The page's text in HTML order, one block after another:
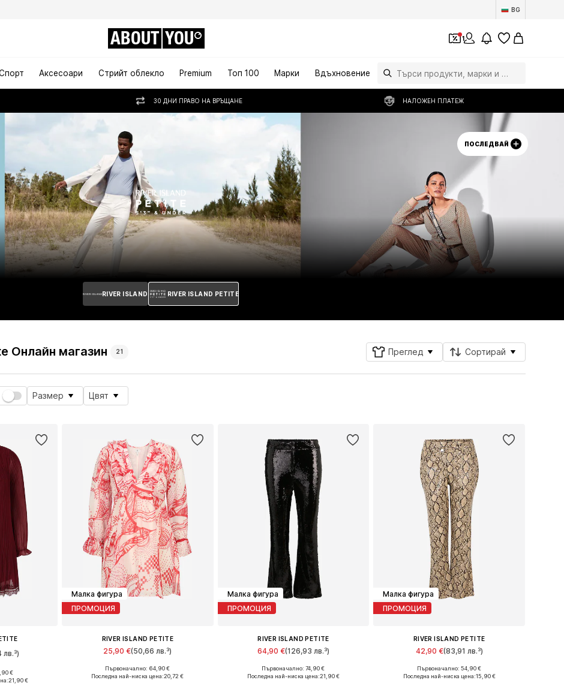
BG
ABOUT YOU 1
Аксесоари Стрийт облекло Premium Топ 100 Марки Вдъхновение
30 ДНИ ПРАВО НА ВРЪЩАНЕ НАЛОЖЕН ПЛАТЕЖ
ПОСЛЕДВАЙ
RIVER ISLAND RIVER ISLAND PETITE
Онлайн магазин 21 Преглед Сортирай
Размер Цвят
лв.³)
40, 42
€
21,90 €
Малка фигура
ПРОМОЦИЯ
RIVER ISLAND PETITE
25,90 €(50,66 лв.³)
Налични размери: 36, 38, 40
Първоначално: 64,90 €
Последна най-ниска цена:20,72 €
Малка фигура
ПРОМОЦИЯ
RIVER ISLAND PETITE
64,90 €(126,93 лв.³)
Предлага се в много размери
Първоначално: 74,90 €
Последна най-ниска цена:21,90 €
Малка фигура
ПРОМОЦИЯ
RIVER ISLAND PETITE
42,90 €(83,91 лв.³)
Налични размери: 32, 34, 36, 40
Първоначално: 54,90 €
Последна най-ниска цена:15,90 €